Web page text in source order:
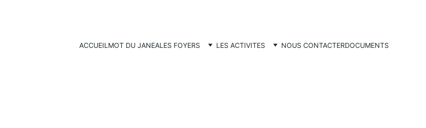
ACCUEIL MOT DU JANEALES FOYERS LES ACTIVITES NOUS CONTACTERDOCUMENTS